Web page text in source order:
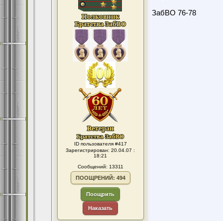
ID пользователя #417
Зарегистрирован: 20.04.07 :
18:21
Сообщений: 13311
ПООЩРЕНИЙ: 494
Поощрить
Наказать
ЗабВО 76-78